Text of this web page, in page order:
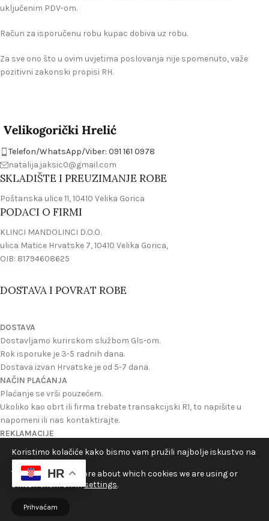
uključenim PDV-om.
Račun za isporučenu robu kupac dobiva uz robu.
Za sve ono što u ovim uvjetima poslovanja nije spomenuto, važe
pozitivni zakonski propisi RH.
Telefon/WhatsApp/Viber: 091 161 0978
natalija.jaksic0@gmail.com
SKLADIŠTE I PREUZIMANJE ROBE
Poštanska ulice 11, 10410 Velika Gorica
PODACI O FIRMI
KLINCI MANDOLINCI D.O.O.
ulica Matice Hrvatske 7, 10410 Velika Gorica,
OIB: 81794608625
DOSTAVA I POVRAT ROBE
DOSTAVA
Dostavljamo kurirskom službom Gls-om.
Rok isporuke je 3-5 radnih dana.
Dostava izvan Hrvatske je od 5-7 dana.
NAČIN PLAĆANJA
Plaćanje se vrši pouzećem.
Ukoliko kao obrt ili firma trebate transakcijski R1, to napišite u
napomeni ili nas kontaktirajte.
REKLAMACIJE
Reklamacije se mogu izvrsiti ukoliko ste dobili oštecen proizvod ili
ukoliko nije onakav kakav je na slici na webu.
Možete zatražiti povrat novca ili novi proizvod u zamjenu.
©2024 Velikogorički Hrelić - Sva prava pridržana
HR
Koristimo kolačiće kako bismo vam pružili najbolje iskustvo na
našoj web stranici.
You can find out more about which cookies we are using or
switch them off insettings.
Prihvaćam